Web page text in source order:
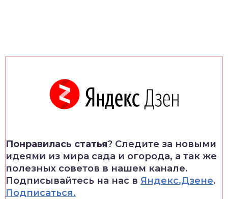
Понравилась статья? Следите за новыми
идеями из мира сада и огорода, а так же
полезных советов в нашем канале.
Подписывайтесь на нас в Яндекс.Дзене.
Подписаться.